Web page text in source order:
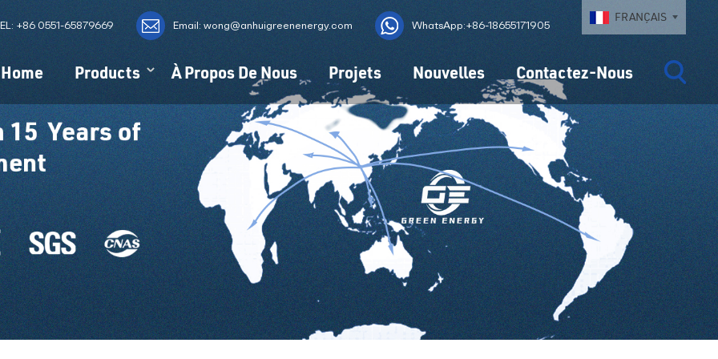
+86 0551-65879669 Email: wong@anhuigreenenergy.com WhatsApp:+86-18655171905
FRANÇAIS
Home Products À Propos De Nous Projets Nouvelles Contactez-Nous